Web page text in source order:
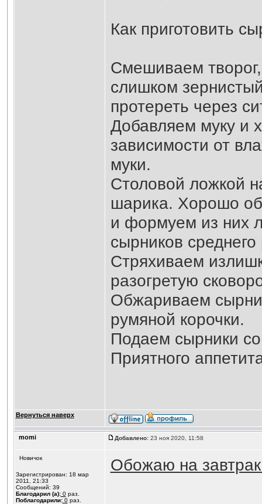
Как приготовить
Смешиваем
слишком
протереть через
Добавляем муку и
зависимости от
муки.
Столовой ложкой
шарика. Хорошо
и формуем из них
сырников
Стряхиваем
разогретую
Обжариваем
румяной корочки.
Подаем сырники
Приятного
Вернуться наверх
momi Добавлено:23 ноя 2020, 11:58
Новичок
Зарегистрирован: 18 мар
2011, 21:33
Сообщений: 39
Благодарил (а):0раз.
Поблагодарили:0раз.
Обожаю на